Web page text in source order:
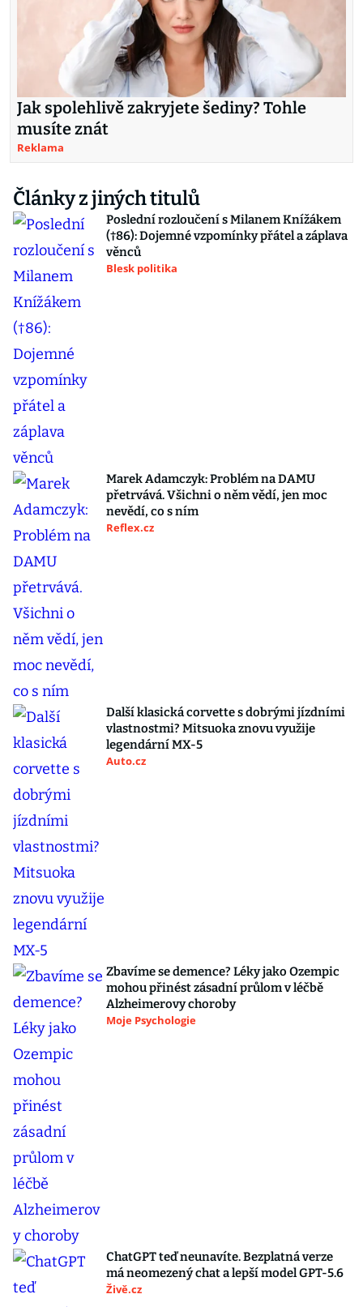
Jak spolehlivě zakryjete šediny? Tohle
musíte znát
Reklama
Články z jiných titulů
Poslední rozloučení s Milanem Knížákem
(†86): Dojemné vzpomínky přátel a záplava
věnců
Blesk politika
Marek Adamczyk: Problém na DAMU
přetrvává. Všichni o něm vědí, jen moc
nevědí, co s ním
Reflex.cz
Další klasická corvette s dobrými jízdními
vlastnostmi? Mitsuoka znovu využije
legendární MX-5
Auto.cz
Zbavíme se demence? Léky jako Ozempic
mohou přinést zásadní průlom v léčbě
Alzheimerovy choroby
Moje Psychologie
ChatGPT teď neunavíte. Bezplatná verze
má neomezený chat a lepší model GPT-5.6
Živě.cz